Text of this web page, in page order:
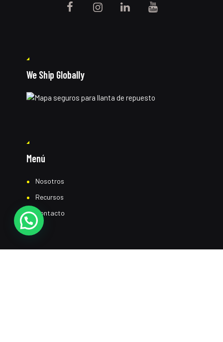
We Ship Globally
Menú
Nosotros
Recursos
Contacto